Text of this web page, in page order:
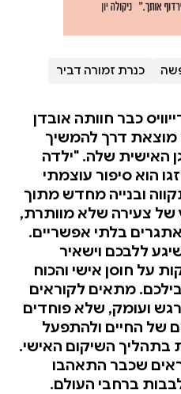
כנרת זמורה דביר
כבר חוותה אובדן
מוצאת דרך להמשיך
האישית שלה. "ילדה
הוא סיפור עוצמתי
ובנייה מחדש מתוך
של צעירה שלא מוותרת,
בלתי אפשריים.
ללבכם וישאיר
על חוסן אישי והכוח
מתאים לקוראים
ועומק, שלא פוחדים
של החיים ולהתפעל
בתהליך השיקום האישי.
שכבר התאהבו
ברחבי העולם.